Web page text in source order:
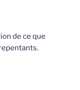
de ce que